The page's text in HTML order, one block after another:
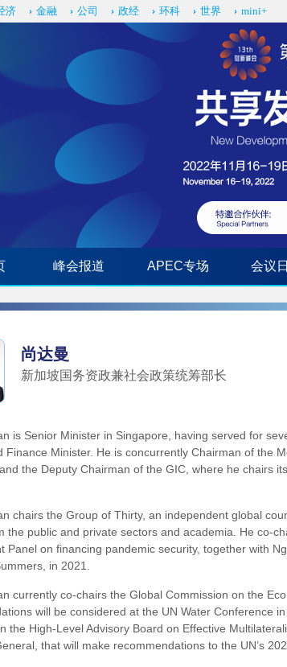
济 金融 公司 政经 环科 世界 mini+
峰会报道 APEC专场 会议
尚达曼
新加坡国务资政兼社会政策统筹部长
Senior Minister in Singapore, having served for
Finance Minister. He is concurrently Chairman of the
the Deputy Chairman of the GIC, where he chairs
the Group of Thirty, an independent global
the public and private sectors and academia. He co-
Panel on financing pandemic security, together with
in 2021.
co-chairs the Global Commission on the
will be considered at the UN Water Conference
the High-Level Advisory Board on Effective
that will make recommendations to the UN’s